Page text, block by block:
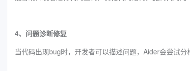
4、问题诊断修复
当代码出现bug时，开发者可以描述问题，Aider会尝试